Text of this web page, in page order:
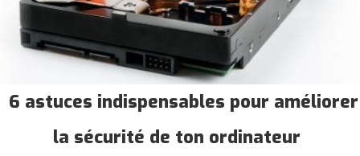
6 astuces indispensables pour améliorer
la sécurité de ton ordinateur